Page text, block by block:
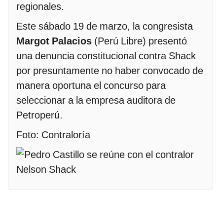
regionales.
Este sábado 19 de marzo, la congresista
Margot Palacios (Perú Libre) presentó
una denuncia constitucional contra Shack
por presuntamente no haber convocado de
manera oportuna el concurso para
seleccionar a la empresa auditora de
Petroperú.
Foto: Contraloría